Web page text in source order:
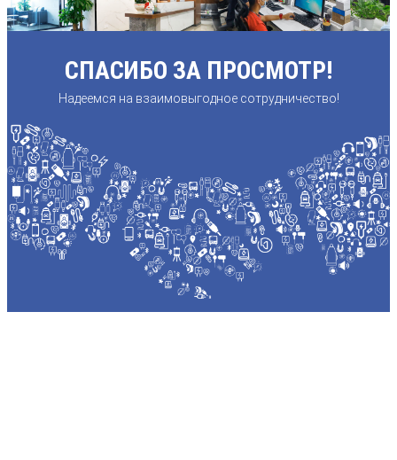
СПАСИБО ЗА ПРОСМОТР!
Надеемся на взаимовыгодное сотрудничество!